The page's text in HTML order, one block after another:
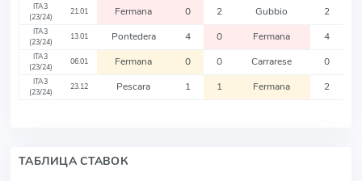
ITA3
(23/24)
21.01 Fermana 0 2 Gubbio 2
ITA3
(23/24)
13.01 Pontedera 4 0 Fermana 4
ITA3
(23/24)
06.01 Fermana 0 0 Carrarese 0
ITA3
(23/24)
23.12 Pescara 1 1 Fermana 2
ТАБЛИЦА СТАВОК